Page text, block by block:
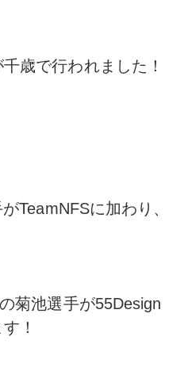
歳で行われました！
TeamNFSに加わり、
菊池選手が55Design
！